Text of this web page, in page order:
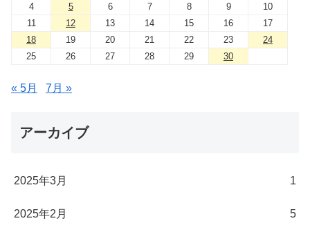
4
5 6 7 8 9
10
11
12 13 14 15 16
17
18
19 20 21 22 23
24
25
26 27 28 29 30
« 5月 7月 »
アーカイブ
2025年3月 1
2025年2月 5